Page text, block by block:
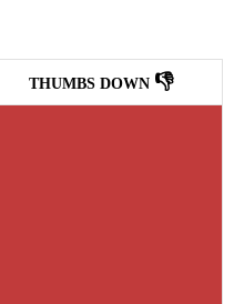
THUMBS DOWN 👎